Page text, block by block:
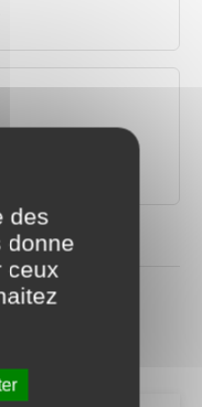
études
des
donne
ceux